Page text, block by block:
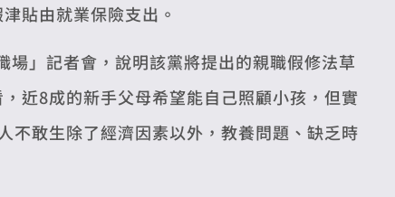
貼由就業保險支出。
」記者會，說明該黨將提出的親職假修法草
近8成的新手父母希望能自己照顧小孩，但實
不敢生除了經濟因素以外，教養問題、缺乏時